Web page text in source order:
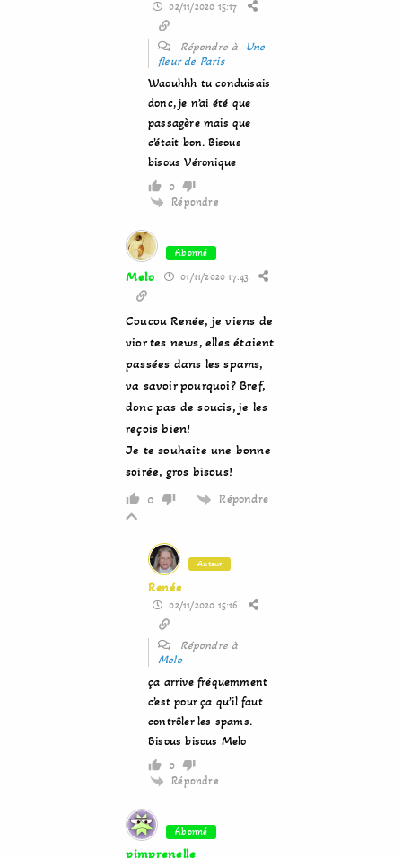
02/11/2020 15:17
Répondre à Une
fleur de Paris
Waouhhh tu conduisais
donc, je n’ai été que
passagère mais que
c’était bon. Bisous
bisous Véronique
0
Répondre
Abonné
Melo 01/11/2020 17:43
Coucou Renée, je viens de
vior tes news, elles étaient
passées dans les spams,
va savoir pourquoi? Bref,
donc pas de soucis, je les
reçois bien!
Je te souhaite une bonne
soirée, gros bisous!
0 Répondre
Auteur
Renée
02/11/2020 15:16
Répondre à
Melo
ça arrive fréquemment
c’est pour ça qu’il faut
contrôler les spams.
Bisous bisous Melo
0
Répondre
Abonné
pimprenelle